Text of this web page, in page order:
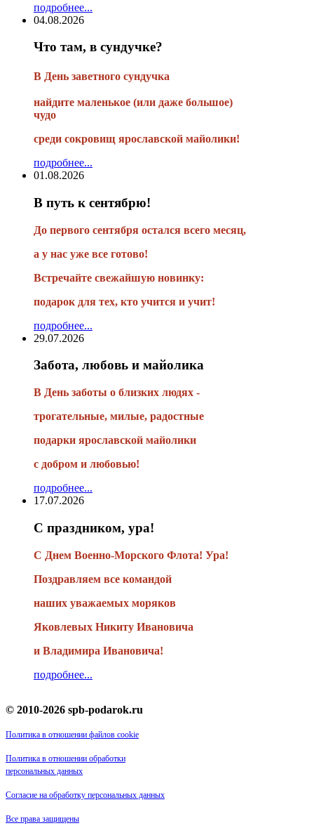
подробнее...
04.08.2026
Что там, в сундучке?
В День заветного сундучка
найдите маленькое (или даже большое)
чудо
среди сокровищ ярославской майолики!
подробнее...
01.08.2026
В путь к сентябрю!
До первого сентября остался всего месяц,
а у нас уже все готово!
Встречайте свежайшую новинку:
подарок для тех, кто учится и учит!
подробнее...
29.07.2026
Забота, любовь и майолика
В День заботы о близких людях -
трогательные, милые, радостные
подарки ярославской майолики
с добром и любовью!
подробнее...
17.07.2026
С праздником, ура!
С Днем Военно-Морского Флота! Ура!
Поздравляем все командой
наших уважаемых моряков
Яковлевых Никиту Ивановича
и Владимира Ивановича!
подробнее...
© 2010-2026 spb-podarok.ru
Политика в отношении файлов cookie
Политика в отношении обработки
персональных данных
Согласие на обработку персональных данных
Все права защищены